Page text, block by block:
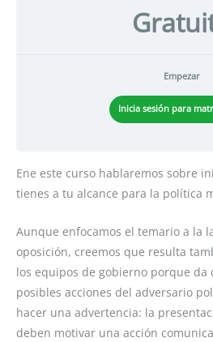
Empezar
Inicia sesión para
Ene este curso hablaremos sobre
tienes a tu alcance para la política
Aunque enfocamos el temario a la
oposición, creemos que resulta
los equipos de gobierno porque da
posibles acciones del adversario
hacer una advertencia: la
deben motivar una acción